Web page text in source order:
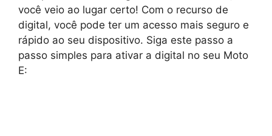
você veio ao lugar certo! Com o recurso de
digital, você pode ter um acesso mais seguro e
rápido ao seu dispositivo. Siga este passo a
passo simples para ativar a digital no seu Moto
E: